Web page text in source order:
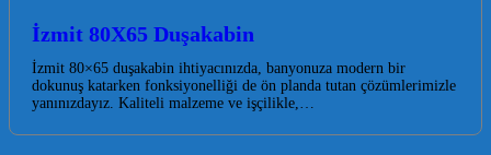
İzmit 80X65 Duşakabin
İzmit 80×65 duşakabin ihtiyacınızda, banyonuza modern bir
dokunuş katarken fonksiyonelliği de ön planda tutan çözümlerimizle
yanınızdayız. Kaliteli malzeme ve işçilikle,…